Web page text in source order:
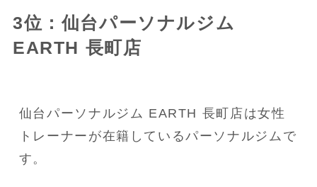
3位：仙台パーソナルジム
EARTH 長町店
仙台パーソナルジム EARTH 長町店は女性
トレーナーが在籍しているパーソナルジムで
す。